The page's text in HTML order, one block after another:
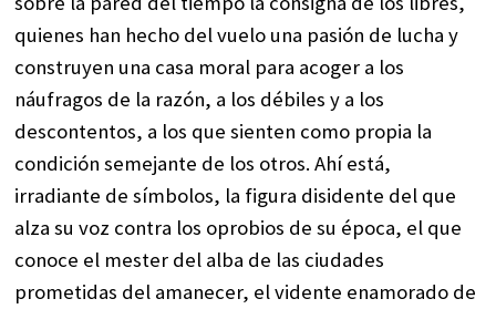
quienes han hecho del vuelo una pasión de lucha y
construyen una casa moral para acoger a los
náufragos de la razón, a los débiles y a los
descontentos, a los que sienten como propia la
condición semejante de los otros. Ahí está,
irradiante de símbolos, la figura disidente del que
alza su voz contra los oprobios de su época, el que
conoce el mester del alba de las ciudades
prometidas del amanecer, el vidente enamorado de